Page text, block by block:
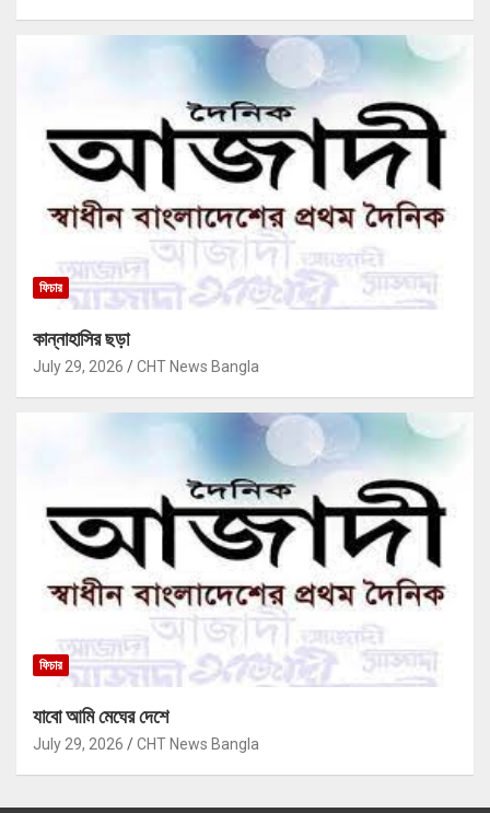
ফিচার
কান্নাহাসির ছড়া
July 29, 2026 CHT News Bangla
ফিচার
যাবো আমি মেঘের দেশে
July 29, 2026 CHT News Bangla